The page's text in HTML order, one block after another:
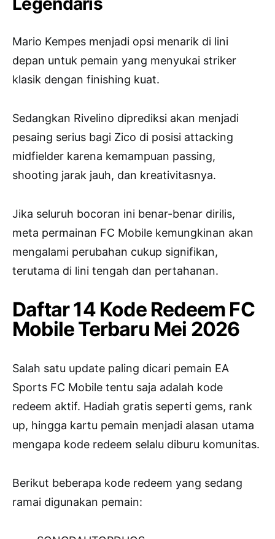
Mario Kempes menjadi opsi menarik di lini
depan untuk pemain yang menyukai striker
klasik dengan finishing kuat.
Sedangkan Rivelino diprediksi akan menjadi
pesaing serius bagi Zico di posisi attacking
midfielder karena kemampuan passing,
shooting jarak jauh, dan kreativitasnya.
Jika seluruh bocoran ini benar-benar dirilis,
meta permainan FC Mobile kemungkinan akan
mengalami perubahan cukup signifikan,
terutama di lini tengah dan pertahanan.
Daftar 14 Kode Redeem FC
Mobile Terbaru Mei 2026
Salah satu update paling dicari pemain EA
Sports FC Mobile tentu saja adalah kode
redeem aktif. Hadiah gratis seperti gems, rank
up, hingga kartu pemain menjadi alasan utama
mengapa kode redeem selalu diburu komunitas.
Berikut beberapa kode redeem yang sedang
ramai digunakan pemain: